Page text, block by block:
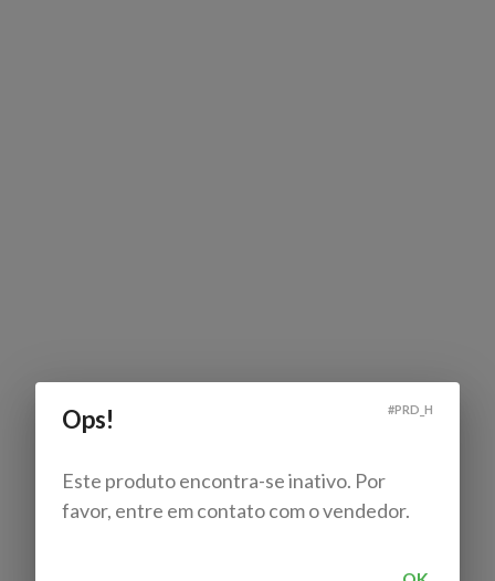
Ops! #PRD_H
Este produto encontra-se inativo. Por
favor, entre em contato com o vendedor.